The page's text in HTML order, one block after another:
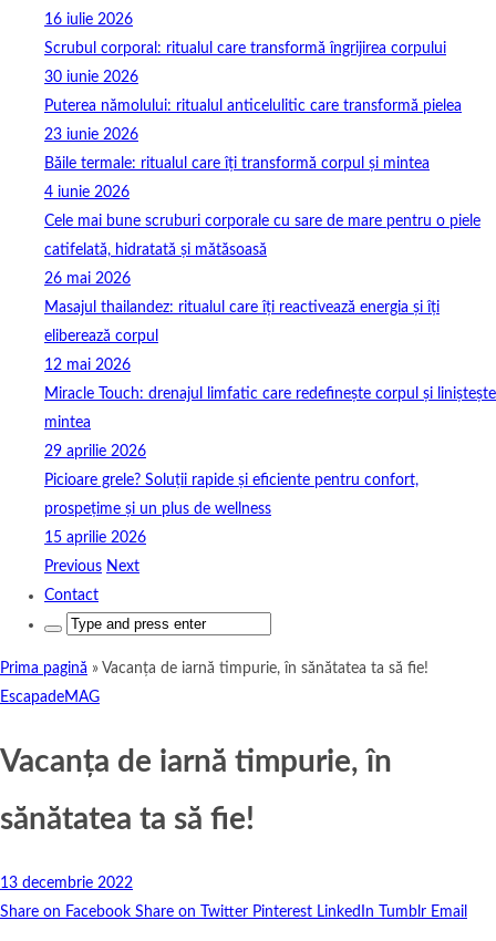
16 iulie 2026
Scrubul corporal: ritualul care transformă îngrijirea corpului
30 iunie 2026
Puterea nămolului: ritualul anticelulitic care transformă pielea
23 iunie 2026
Băile termale: ritualul care îți transformă corpul și mintea
4 iunie 2026
Cele mai bune scruburi corporale cu sare de mare pentru o piele
catifelată, hidratată și mătăsoasă
26 mai 2026
Masajul thailandez: ritualul care îți reactivează energia și îți
eliberează corpul
12 mai 2026
Miracle Touch: drenajul limfatic care redefinește corpul și liniștește
mintea
29 aprilie 2026
Picioare grele? Soluții rapide și eficiente pentru confort,
prospețime și un plus de wellness
15 aprilie 2026
Previous Next
Contact
Search
Prima pagină » Vacanța de iarnă timpurie, în sănătatea ta să fie!
EscapadeMAG
Vacanța de iarnă timpurie, în
sănătatea ta să fie!
13 decembrie 2022
Share on Facebook Share on Twitter Pinterest LinkedIn Tumblr Email